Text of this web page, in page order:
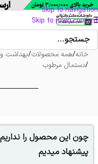
Skip to navigation
Skip to main content
خانه/همه محصولات/بهداشت و
/دستمال مرطوب
چون این محصول را
پیشنهاد میدیم